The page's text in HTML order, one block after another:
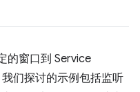
的窗口到 Service
我们探讨的示例包括监听